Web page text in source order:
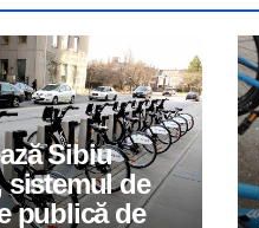
Sibiu
sistemul de
publică de